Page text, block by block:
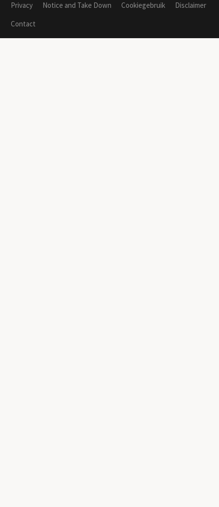
Privacy
Notice and Take Down Cookiegebruik
Disclaimer
Contact